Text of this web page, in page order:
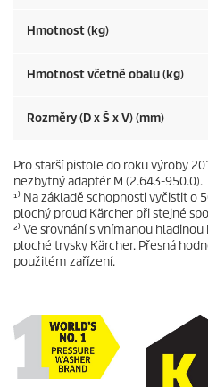
Hmotnost (kg)
Hmotnost včetně obalu (kg)
Rozměry (D x Š x V) (mm)
Pro starší pistole do roku výroby
nezbytný adaptér M (2.643-950.0).
¹⁾ Na základě schopnosti vyčistit o
plochý proud Kärcher při stejné
²⁾ Ve srovnání s vnímanou
ploché trysky Kärcher. Přesná
použitém zařízení.